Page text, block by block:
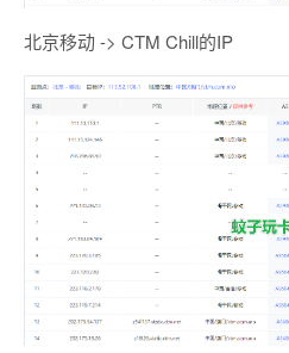
北京移动 -> CTM Chill的IP